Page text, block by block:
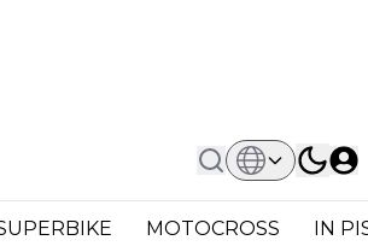
MOTOCROSS IN